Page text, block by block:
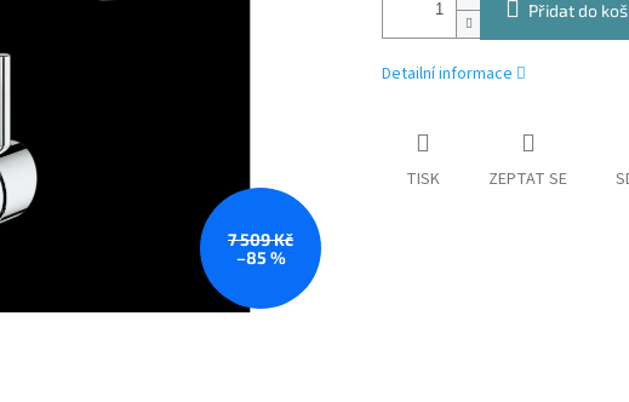
7 509 Kč
–85 %
Přidat do
Detailní informace
TISK ZEPTAT SE